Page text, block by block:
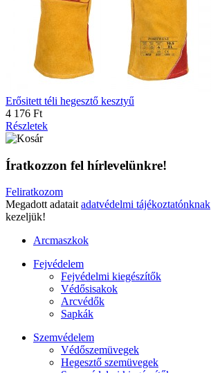
Erősitett téli hegesztő kesztyű
4 176 Ft
Részletek
Íratkozzon fel hírlevelünkre!
Feliratkozom
Megadott adatait adatvédelmi tájékoztatónknak
kezeljük!
Arcmaszkok
Fejvédelem
Fejvédelmi kiegészítők
Védősisakok
Arcvédők
Sapkák
Szemvédelem
Védőszemüvegek
Hegesztő szemüvegek